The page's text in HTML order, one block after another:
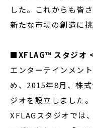
した。これからも皆
新たな市場の創造に挑
■XFLAG™ スタジオ
エンターテインメン
め、2015年8月、株
ジオを設立しました。
XFLAGスタジオでは